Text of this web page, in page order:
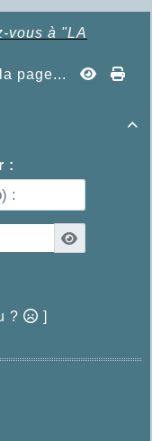
vous à "LA
page...

:
? ]